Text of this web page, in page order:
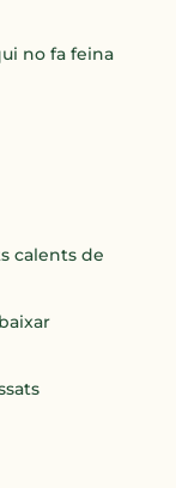
no fa feina
calents de